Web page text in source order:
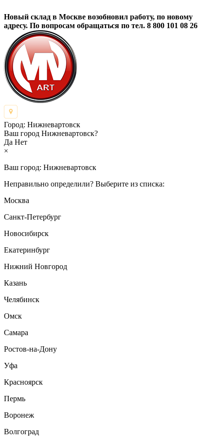
Новый склад в Москве возобновил работу, по новому
адресу. По вопросам обращаться по тел. 8 800 101 08 26
Город: Нижневартовск
Ваш город Нижневартовск?
Да Нет
×
Ваш город: Нижневартовск
Неправильно определили? Выберите из списка:
Москва
Санкт-Петербург
Новосибирск
Екатеринбург
Нижний Новгород
Казань
Челябинск
Омск
Самара
Ростов-на-Дону
Уфа
Красноярск
Пермь
Воронеж
Волгоград